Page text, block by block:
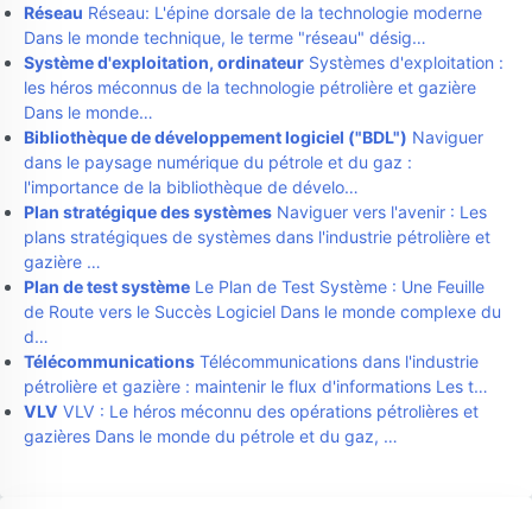
Réseau Réseau: L'épine dorsale de la technologie moderne
Dans le monde technique, le terme "réseau" désig…
Système d'exploitation, ordinateur Systèmes d'exploitation :
les héros méconnus de la technologie pétrolière et gazière
Dans le monde…
Bibliothèque de développement logiciel ("BDL") Naviguer
dans le paysage numérique du pétrole et du gaz :
l'importance de la bibliothèque de dévelo…
Plan stratégique des systèmes Naviguer vers l'avenir : Les
plans stratégiques de systèmes dans l'industrie pétrolière et
gazière …
Plan de test système Le Plan de Test Système : Une Feuille
de Route vers le Succès Logiciel Dans le monde complexe du
d…
Télécommunications Télécommunications dans l'industrie
pétrolière et gazière : maintenir le flux d'informations Les t…
VLV VLV : Le héros méconnu des opérations pétrolières et
gazières Dans le monde du pétrole et du gaz, …